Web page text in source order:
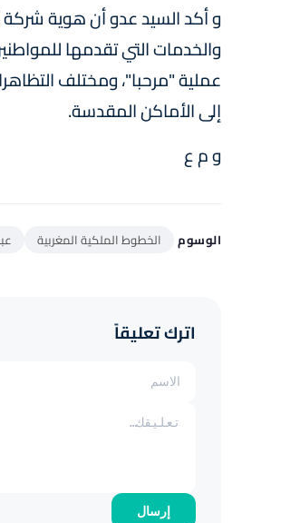
و أكد السيد عدو أن هوية شركة
والخدمات التي تقدمها
عملية "مرحبا"، ومختلف
إلى الأماكن المقدسة.
و م ع
الوسوم الخطوط الملكية المغربية
اترك تعليقاً
إرسال